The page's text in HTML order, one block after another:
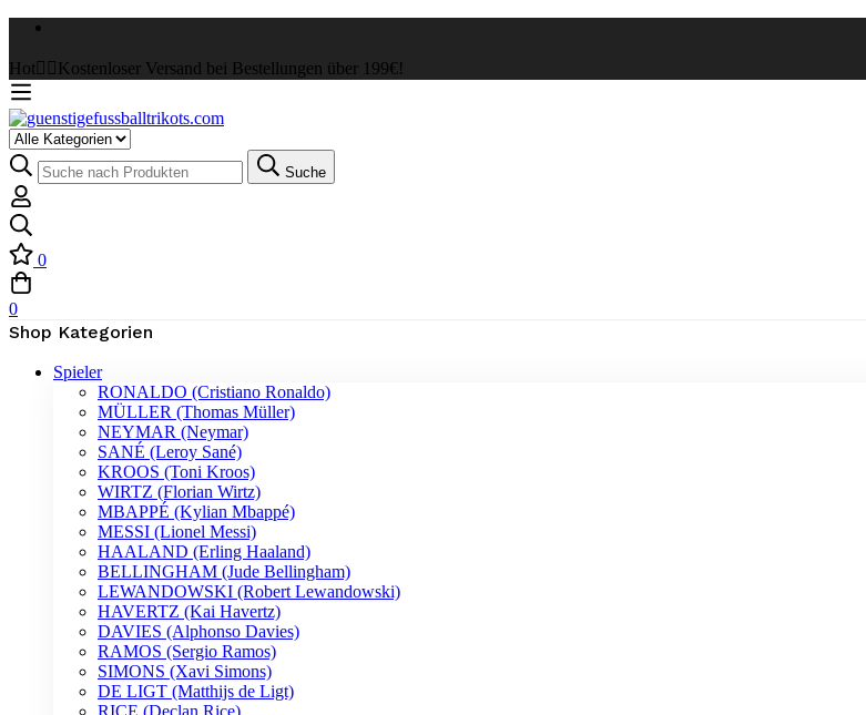
Hot ✌🏼Kostenloser Versand bei Bestellungen über 199€!
Select
a
Category
Suche
nach:
Suche
0
0
Shop Kategorien
Spieler
RONALDO (Cristiano Ronaldo)
MÜLLER (Thomas Müller)
NEYMAR (Neymar)
SANÉ (Leroy Sané)
KROOS (Toni Kroos)
WIRTZ (Florian Wirtz)
MBAPPÉ (Kylian Mbappé)
MESSI (Lionel Messi)
HAALAND (Erling Haaland)
BELLINGHAM (Jude Bellingham)
LEWANDOWSKI (Robert Lewandowski)
HAVERTZ (Kai Havertz)
DAVIES (Alphonso Davies)
RAMOS (Sergio Ramos)
SIMONS (Xavi Simons)
DE LIGT (Matthijs de Ligt)
RICE (Declan Rice)